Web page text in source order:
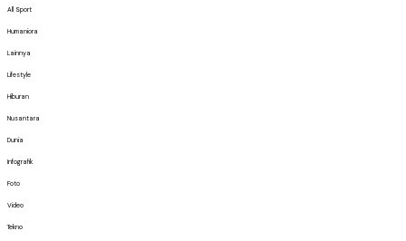
All Sport
Humaniora
Lainnya
Lifestyle
Hiburan
Nusantara
Dunia
Infografik
Foto
Video
Tekno